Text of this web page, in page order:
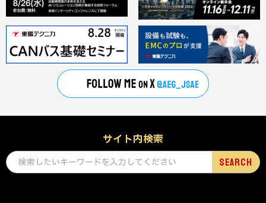
サイト内検索